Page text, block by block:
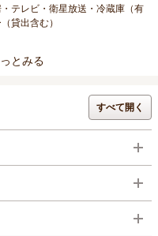
テレビ・衛星放送・冷蔵庫（有
貸出含む）
とみる
すべて開く